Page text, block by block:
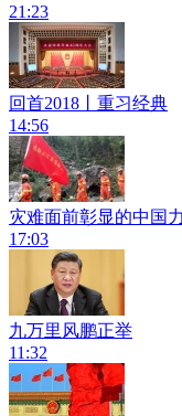
21:23
回首2018丨重习经典
14:56
灾难面前彰显的中国
17:03
九万里风鹏正举
11:32